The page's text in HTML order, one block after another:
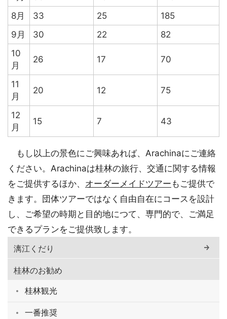
8月
33 25
185
9月
30 22
82
10
月
26 17 70
11
月
20 12 75
12
月
15 7 43
もし以上の景色にご興味あれば、Arachinaにご連絡
ください。Arachinaは桂林の旅行、交通に関する情報
をご提供するほか、 オーダーメイドツアー もご提供で
きます。団体ツアーではなく自由自在にコースを設計
し、ご希望の時期と目的地につて、専門的で、ご満足
できるプランをご提供致します。
漓江くだり
桂林のお勧め
桂林観光
一番推奨